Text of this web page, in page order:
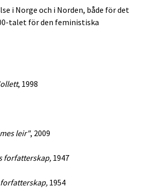
i Norge och i Norden, både för det
talet för den feministiska
, 1998
leir", 2009
forfatterskap,1947
forfatterskap,1954